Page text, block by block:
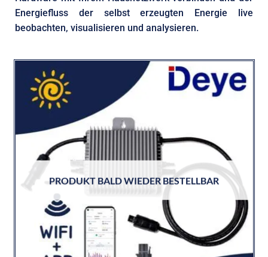
Energiefluss der selbst erzeugten Energie live
beobachten, visualisieren und analysieren.
PRODUKT BALD WIEDER BESTELLBAR